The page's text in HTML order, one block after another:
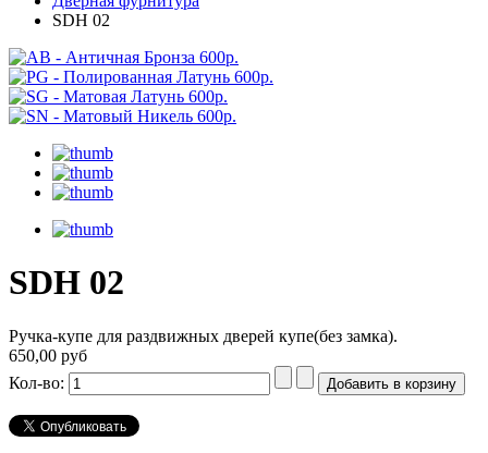
SDH 02
SDH 02
Ручка-купе для раздвижных дверей купе(без замка).
650,00 руб
Кол-во: